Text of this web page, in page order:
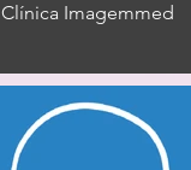
Clínica Imagemmed